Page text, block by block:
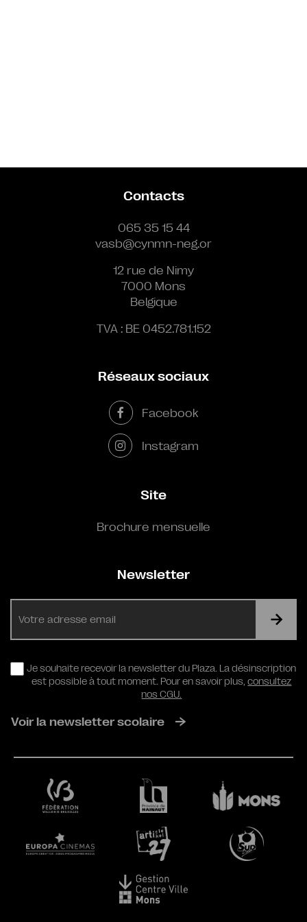
Contacts
065 35 15 44
vasb@cynmn-neg.or
12 rue de Nimy
7000 Mons
Belgique
TVA : BE 0452.781.152
Réseaux sociaux
Facebook
Instagram
Site
Brochure mensuelle
Newsletter
RGPD
Je souhaite recevoir la newsletter du Plaza. La désinscription
est possible à tout moment. Pour en savoir plus,consultez
nos CGU.
Voir la newsletter scolaire